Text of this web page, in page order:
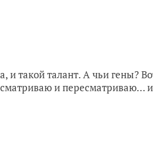
и такой талант. А чьи гены?
и пересматриваю…